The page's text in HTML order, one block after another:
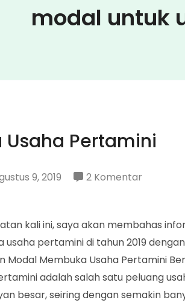
modal untuk
Pertamini
9, 2019 2 Komentarpada
Usaha
Pertamini
kali ini, saya akan membahas
pertamini di tahun 2019
Modal Membuka Usaha Pertamini
adalah salah satu peluang
besar, seiring dengan semakin